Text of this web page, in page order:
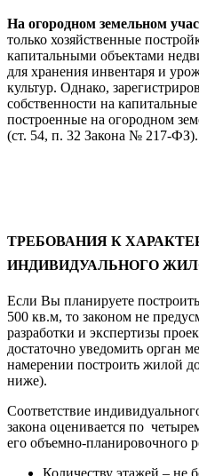
На огородном земельном
только хозяйственные
капитальными объектами
для хранения инвентаря и
культур. Однако,
собственности на
построенные на огородном
(ст. 54, п. 32 Закона № 217-ФЗ).
ТРЕБОВАНИЯ К
ИНДИВИДУАЛЬНОГО
Если Вы планируете
500 кв.м, то законом не
разработки и экспертизы
достаточно уведомить орган
намерении построить жилой
ниже).
Соответствие
закона оценивается по
его объемно-планировочного
Количеству этажей – не